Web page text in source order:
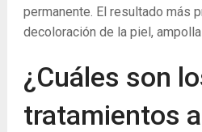
permanente. El resultado más
decoloración de la piel,
¿Cuáles son
tratamientos